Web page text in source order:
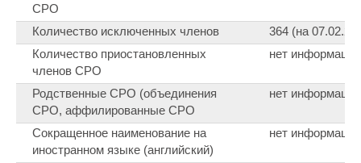
СРО
Количество исключенных членов
364 (на
Количество приостановленных
членов СРО
нет информации
Родственные СРО (объединения
СРО, аффилированные СРО
нет информации
Сокращенное наименование на
иностранном языке (английский)
нет информации